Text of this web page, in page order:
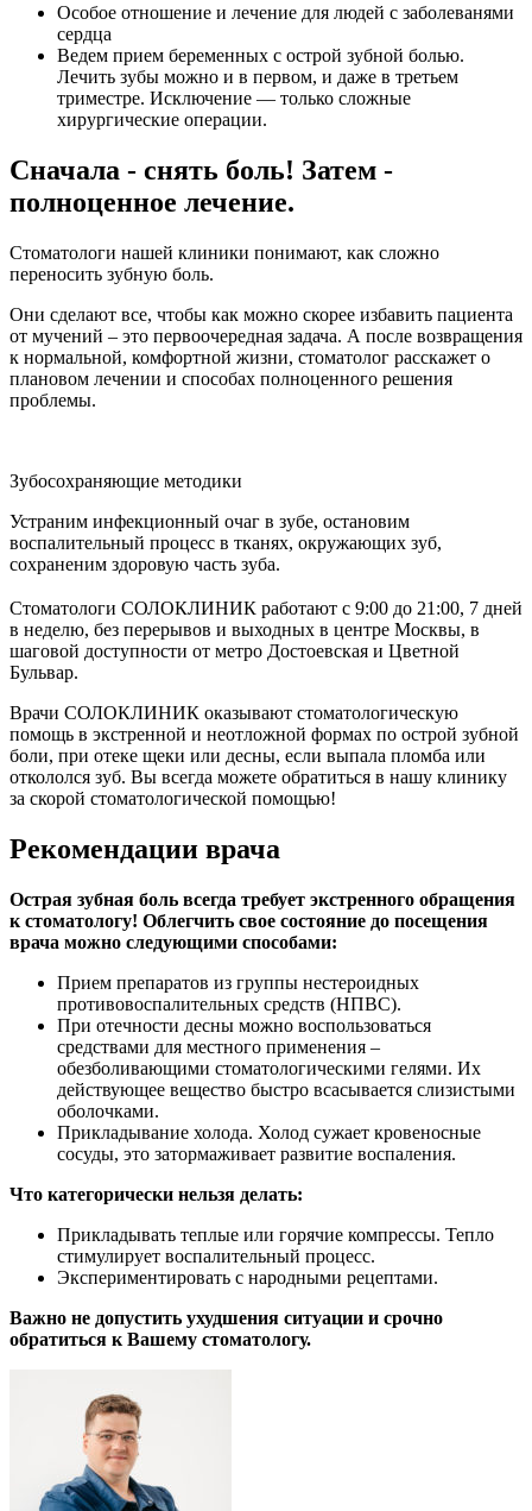
Особое отношение и лечение для людей с заболеванями
сердца
Ведем прием беременных с острой зубной болью.
Лечить зубы можно и в первом, и даже в третьем
триместре. Исключение — только сложные
хирургические операции.
Сначала - снять боль! Затем -
полноценное лечение.
Стоматологи нашей клиники понимают, как сложно
переносить зубную боль.
Они сделают все, чтобы как можно скорее избавить пациента
от мучений – это первоочередная задача. А после возвращения
к нормальной, комфортной жизни, стоматолог расскажет о
плановом лечении и способах полноценного решения
проблемы.
Зубосохраняющие методики
Устраним инфекционный очаг в зубе, остановим
воспалительный процесс в тканях, окружающих зуб,
сохраненим здоровую часть зуба.
Стоматологи СОЛОКЛИНИК работают с 9:00 до 21:00, 7 дней
в неделю, без перерывов и выходных в центре Москвы, в
шаговой доступности от метро Достоевская и Цветной
Бульвар.
Врачи СОЛОКЛИНИК оказывают стоматологическую
помощь в экстренной и неотложной формах по острой зубной
боли, при отеке щеки или десны, если выпала пломба или
откололся зуб. Вы всегда можете обратиться в нашу клинику
за скорой стоматологической помощью!
Рекомендации врача
Острая зубная боль всегда требует экстренного обращения
к стоматологу! Облегчить свое состояние до посещения
врача можно следующими способами:
Прием препаратов из группы нестероидных
противовоспалительных средств (НПВС).
При отечности десны можно воспользоваться
средствами для местного применения –
обезболивающими стоматологическими гелями. Их
действующее вещество быстро всасывается слизистыми
оболочками.
Прикладывание холода. Холод сужает кровеносные
сосуды, это затормаживает развитие воспаления.
Что категорически нельзя делать:
Прикладывать теплые или горячие компрессы. Тепло
стимулирует воспалительный процесс.
Экспериментировать с народными рецептами.
Важно не допустить ухудшения ситуации и срочно
обратиться к Вашему стоматологу.